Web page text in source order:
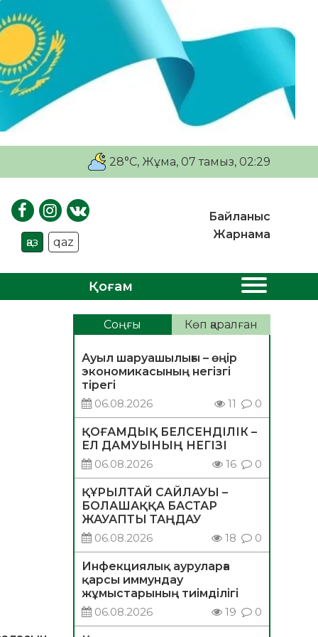
28°C, Жұма, 07 тамыз, 02:29
қаз qaz
Байланыс
Жарнама
Қоғам
Соңғы Көп қаралған
Ауыл шаруашылығы – өңір
экономикасының негізгі
тірегі
06.08.2026
11 0
ҚОҒАМДЫҚ БЕЛСЕНДІЛІК –
ЕЛ ДАМУЫНЫҢ НЕГІЗІ
06.08.2026
16 0
ҚҰРЫЛТАЙ САЙЛАУЫ –
БОЛАШАҚҚА БАСТАР
ЖАУАПТЫ ТАҢДАУ
06.08.2026
18 0
Инфекциялық ауруларға
қарсы иммундау
жұмыстарының тиімділігі
06.08.2026
19 0